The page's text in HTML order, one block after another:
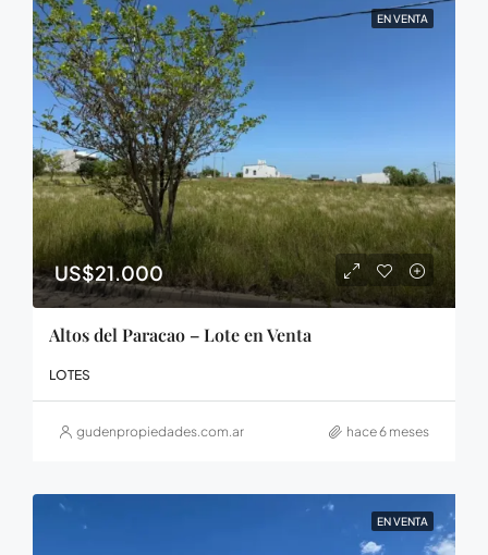
EN VENTA
US$21.000
Altos del Paracao – Lote en Venta
LOTES
gudenpropiedades.com.ar hace 6 meses
EN VENTA